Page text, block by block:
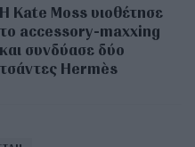
Η Kate Moss υιοθέτησε
τo accessory-maxxing
και συνδύασε δύο
τσάντες Hermès